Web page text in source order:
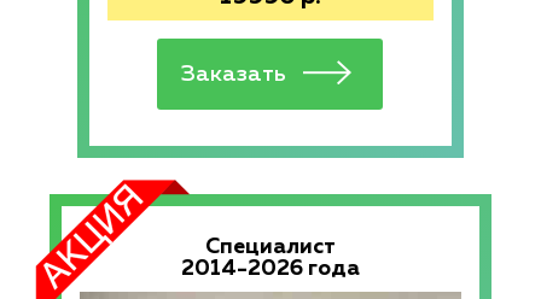
Специалист
2014-2026 года